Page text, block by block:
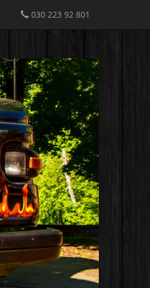
030 223 92 801